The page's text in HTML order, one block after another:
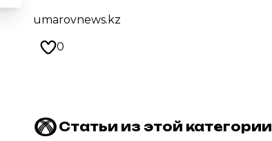
umarovnews.kz
0
Статьи из этой категории